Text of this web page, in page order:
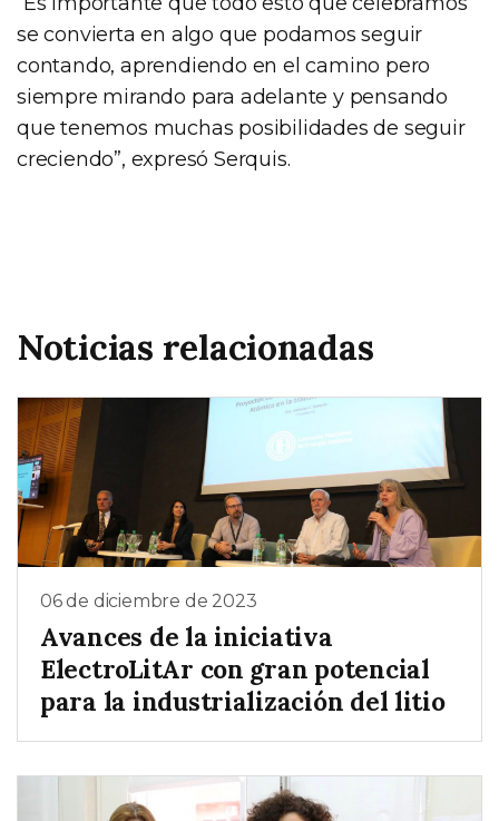
se convierta en algo que podamos seguir
contando, aprendiendo en el camino pero
siempre mirando para adelante y pensando
que tenemos muchas posibilidades de seguir
creciendo”, expresó Serquis.
Noticias relacionadas
06 de diciembre de 2023
Avances de la iniciativa
ElectroLitAr con gran potencial
para la industrialización del litio